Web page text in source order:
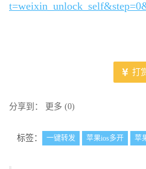
打
分享到： 更多 (0)
标签： 一键转发 苹果ios多开 苹